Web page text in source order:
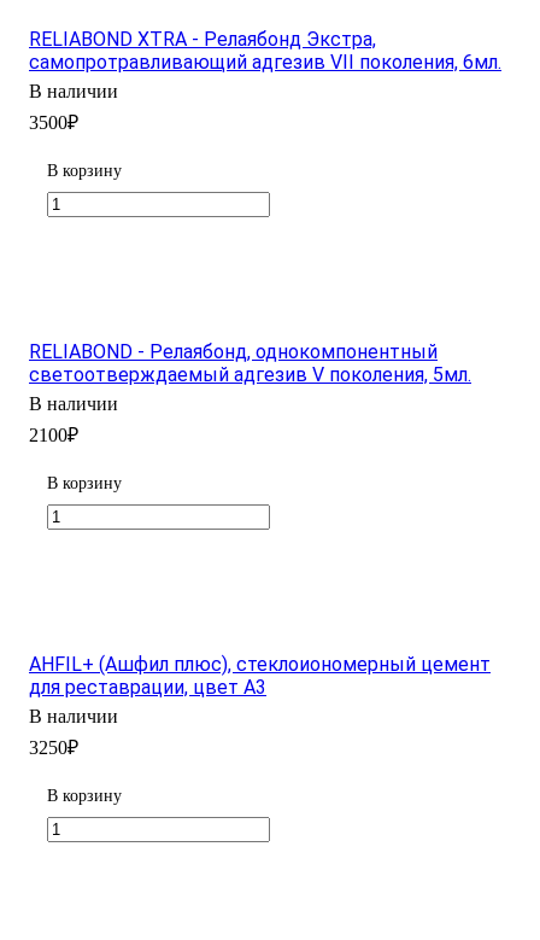
RELIABOND XTRA - Релаябонд Экстра,
самопротравливающий адгезив VII поколения, 6мл.
В наличии
3500₽
В корзину
RELIABOND - Релаябонд, однокомпонентный
светоотверждаемый адгезив V поколения, 5мл.
В наличии
2100₽
В корзину
AHFIL+ (Ашфил плюс), стеклоиономерный цемент
для реставрации, цвет А3
В наличии
3250₽
В корзину